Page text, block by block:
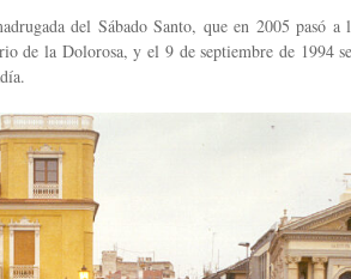
del Sábado Santo, que en 2005 pasó
de la Dolorosa, y el 9 de septiembre de 1994